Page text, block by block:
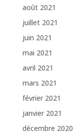
août 2021
juillet 2021
juin 2021
mai 2021
avril 2021
mars 2021
février 2021
janvier 2021
décembre 2020